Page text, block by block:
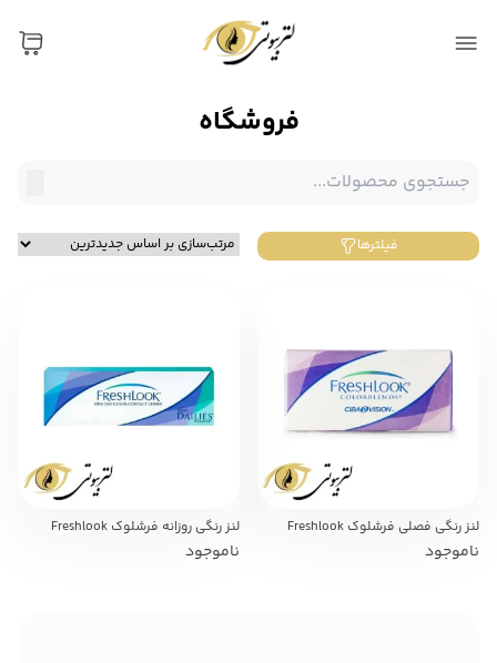
فروشگاه
فیلترها
لنز رنگی فصلی فرشلوک Freshlook
ناموجود
لنز رنگی روزانه فرشلوک Freshlook
ناموجود